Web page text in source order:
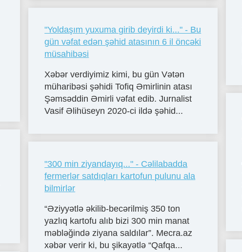
"Yoldaşım yuxuma girib deyirdi ki..." - Bu
gün vəfat edən şəhid atasının 6 il öncəki
müsahibəsi
Xəbər verdiyimiz kimi, bu gün Vətən
müharibəsi şəhidi Tofiq Əmirlinin atası
Şəmsəddin Əmirli vəfat edib. Jurnalist
Vasif Əlihüseyn 2020-ci ildə şəhid...
"300 min ziyandayıq..." - Cəlilabadda
fermerlər satdıqları kartofun pulunu ala
bilmirlər
“Əziyyətlə əkilib-becərilmiş 350 ton
yazlıq kartofu alıb bizi 300 min manat
məbləğində ziyana saldılar”. Mecra.az
xəbər verir ki, bu şikayətlə “Qafqa...